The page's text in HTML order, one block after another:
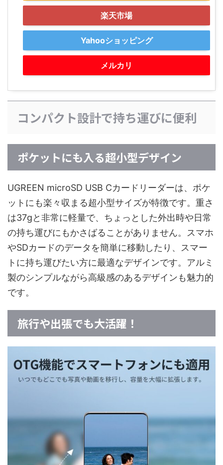
楽天市場
Yahooショッピング
メルカリ
コンパクト設計で持ち運びに便利
ポケットにも入る超小型デザイン
UGREEN microSD USB Cカードリーダーは、ポケ
ットにも楽々収まる超小型サイズが特徴です。重さ
は37gと非常に軽量で、ちょっとした外出時や日常
の持ち運びにもかさばることがありません。スマホ
やSDカードのデータを簡単に移動したり、スマー
トに持ち運びたい方に最適なデザインです。アルミ
製のシンプルながら高級感のあるデザインも魅力的
です。
旅行や出張でも大活躍！